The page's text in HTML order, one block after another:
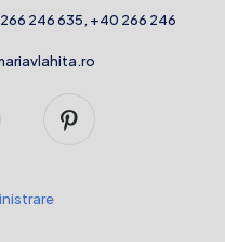
246 635, +40 266 246